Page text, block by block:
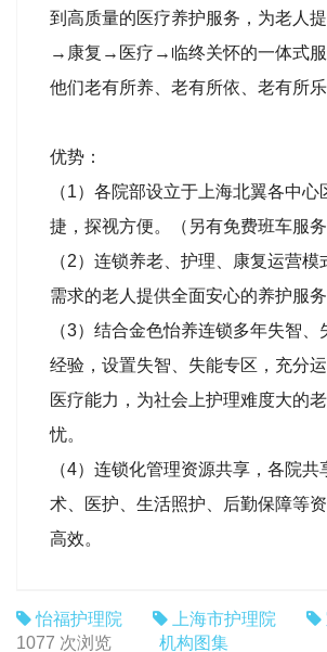
到高质量的医疗养护服务，为老人
→康复→医疗→临终关怀的一体式服
他们老有所养、老有所依、老有所乐
优势：
（1）各院部设立于上海北翼各中心
捷，探视方便。（另有免费班车服务
（2）连锁养老、护理、康复运营模
需求的老人提供全面安心的养护服务
（3）结合金色怡养连锁多年失智、
经验，设置失智、失能专区，充分
医疗能力，为社会上护理难度大的
忧。
（4）连锁化管理资源共享，各院共
术、医护、生活照护、后勤保障等
高效。
怡福护理院 上海市护理院
1077 次浏览
机构图集